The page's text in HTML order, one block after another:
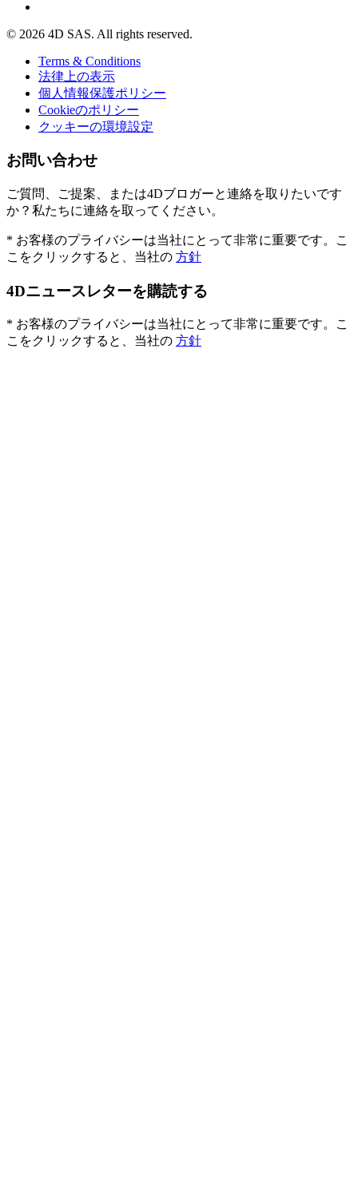
© 2026 4D SAS. All rights reserved.
Terms & Conditions
法律上の表示
個人情報保護ポリシー
Cookieのポリシー
クッキーの環境設定
お問い合わせ
ご質問、ご提案、または4Dブロガーと連絡を取りたいです
か？私たちに連絡を取ってください。
* お客様のプライバシーは当社にとって非常に重要です。こ
こをクリックすると、当社の 方針
4Dニュースレターを購読する
* お客様のプライバシーは当社にとって非常に重要です。こ
こをクリックすると、当社の 方針